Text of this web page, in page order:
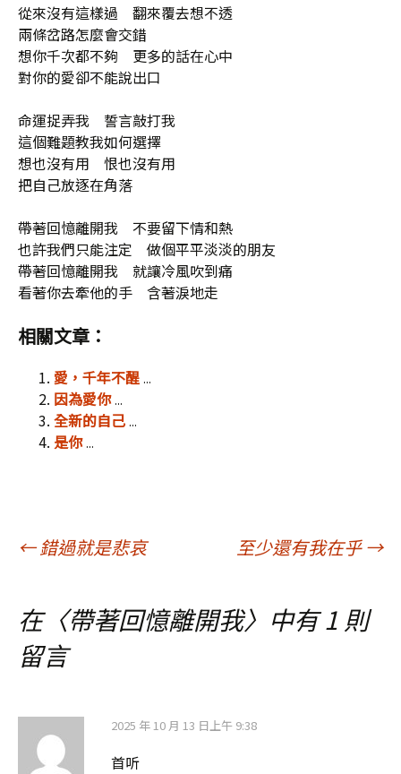
從來沒有這樣過 翻來覆去想不透
兩條岔路怎麼會交錯
想你千次都不夠 更多的話在心中
對你的愛卻不能說出口
命運捉弄我 誓言敲打我
這個難題教我如何選擇
想也沒有用 恨也沒有用
把自己放逐在角落
帶著回憶離開我 不要留下情和熱
也許我們只能注定 做個平平淡淡的朋友
帶著回憶離開我 就讓冷風吹到痛
看著你去牽他的手 含著淚地走
相關文章：
愛，千年不醒 ...
因為愛你 ...
全新的自己 ...
是你 ...
文
章
導
覽
←錯過就是悲哀 至少還有我在乎→
在〈帶著回憶離開我〉中有 1 則
留言
2025 年 10 月 13 日上午 9:38
首听